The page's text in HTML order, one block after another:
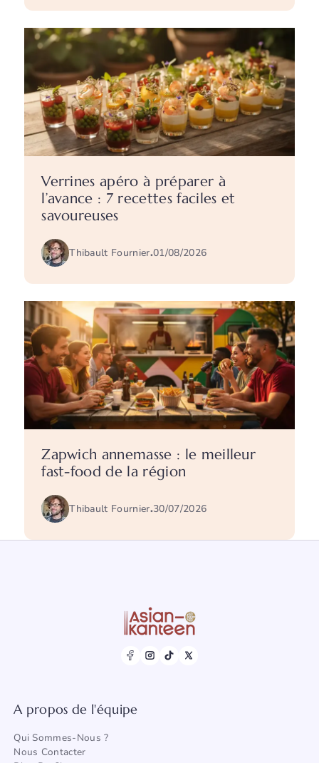
Verrines apéro à préparer à
l’avance : 7 recettes faciles et
savoureuses
Thibault Fournier.01/08/2026
Zapwich annemasse : le meilleur
fast-food de la région
Thibault Fournier.30/07/2026
A propos de l'équipe
Qui Sommes-Nous ?
Nous Contacter